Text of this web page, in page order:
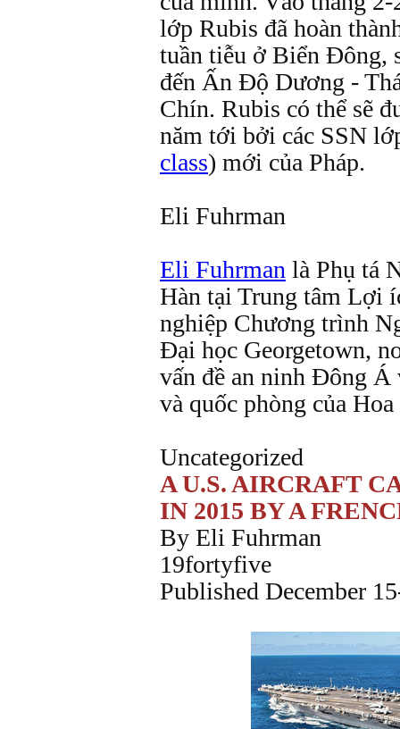
lớp Rubis đã hoàn
tuần tiễu ở Biển Đông,
đến Ấn Độ Dương -
Chín. Rubis có thể sẽ
năm tới bởi các SSN
class) mới của Pháp.
Eli Fuhrman
Eli Fuhrman là Phụ tá
Hàn tại Trung tâm Lợi
nghiệp Chương trình
Đại học Georgetown,
vấn đề an ninh Đông Á
và quốc phòng của
Uncategorized
A U.S. AIRCRAFT
IN 2015 BY A
By Eli Fuhrman
19fortyfive
Published December